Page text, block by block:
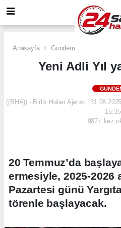
Anasayfa Gündem
Yeni Adli Yıl
((BHA)) - Birlik Haber Ajansı |
15:35
987+ kez
20 Temmuz’da
ermesiyle, 2025-2026
Pazartesi günü
törenle başlayacak.